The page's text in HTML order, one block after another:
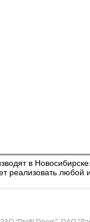
в
реализовать любой